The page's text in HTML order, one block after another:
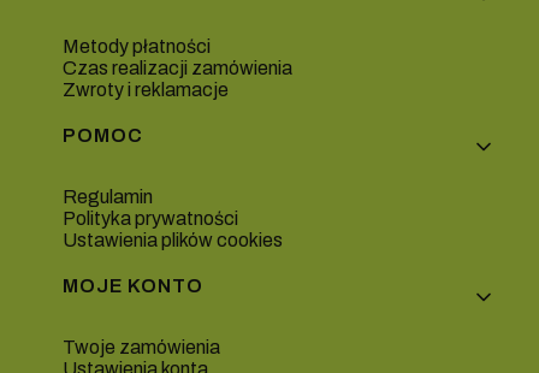
Metody płatności
Czas realizacji zamówienia
Zwroty i reklamacje
POMOC
Regulamin
Polityka prywatności
Ustawienia plików cookies
MOJE KONTO
Twoje zamówienia